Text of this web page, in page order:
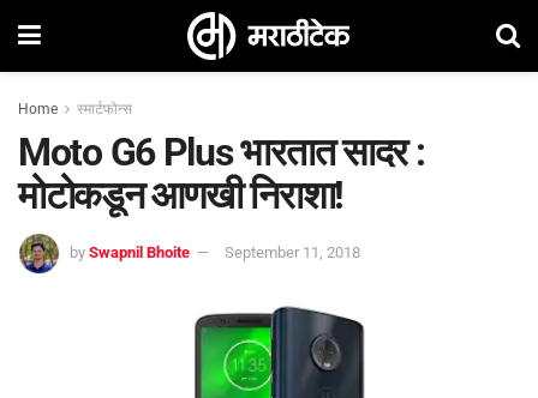
Home स्मार्टफोन्स
Moto G6 Plus भारतात सादर :
मोटोकडून आणखी निराशा!
by Swapnil Bhoite September 11, 2018